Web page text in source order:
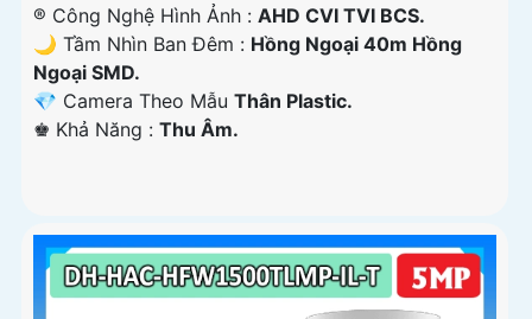
®️ Công Nghệ Hình Ảnh : AHD CVI TVI BCS.
🌙 Tầm Nhìn Ban Đêm : Hồng Ngoại 40m Hồng
Ngoại SMD.
💎 Camera Theo Mẫu Thân Plastic.
️♚ Khả Năng : Thu Âm.